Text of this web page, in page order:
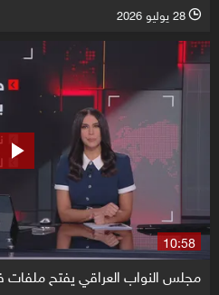
l 28 يوليو 2026
10:58
مجلس النواب العراقي يفتح ملفات